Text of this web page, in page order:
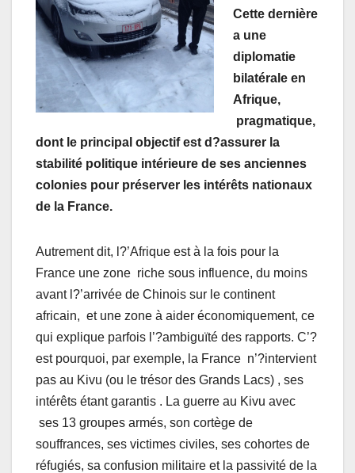
Cette dernière
a une
diplomatie
bilatérale en
Afrique,
pragmatique,
dont le principal objectif est d?assurer la
stabilité politique intérieure de ses anciennes
colonies pour préserver les intérêts nationaux
de la France.
Autrement dit, l?’Afrique est à la fois pour la
France une zone riche sous influence, du moins
avant l?’arrivée de Chinois sur le continent
africain, et une zone à aider économiquement, ce
qui explique parfois l’?ambiguïté des rapports. C’?
est pourquoi, par exemple, la France n’?intervient
pas au Kivu (ou le trésor des Grands Lacs) , ses
intérêts étant garantis . La guerre au Kivu avec
ses 13 groupes armés, son cortège de
souffrances, ses victimes civiles, ses cohortes de
réfugiés, sa confusion militaire et la passivité de la